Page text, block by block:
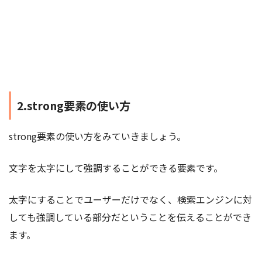
2.strong要素の使い方
strong要素の使い方をみていきましょう。
文字を太字にして強調することができる要素です。
太字にすることでユーザーだけでなく、検索エンジンに対
しても強調している部分だということを伝えることができ
ます。